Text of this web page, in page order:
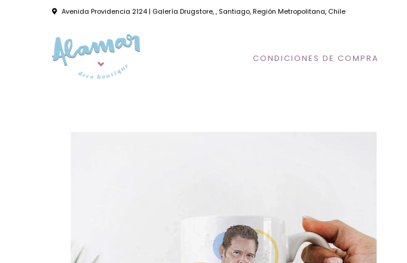
Avenida Providencia 2124 | Galería Drugstore, , Santiago, Región Metropolitana, Chile
CONDICIONES DE COMPRA